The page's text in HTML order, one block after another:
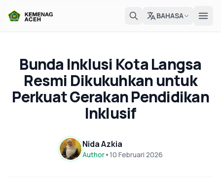
BAHASA
Bunda Inklusi Kota Langsa
Resmi Dikukuhkan untuk
Perkuat Gerakan Pendidikan
Inklusif
Nida Azkia
Author•10 Februari 2026